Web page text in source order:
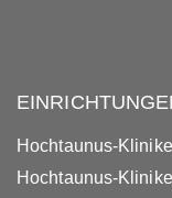
Hochtaunus-
Hochtaunus-